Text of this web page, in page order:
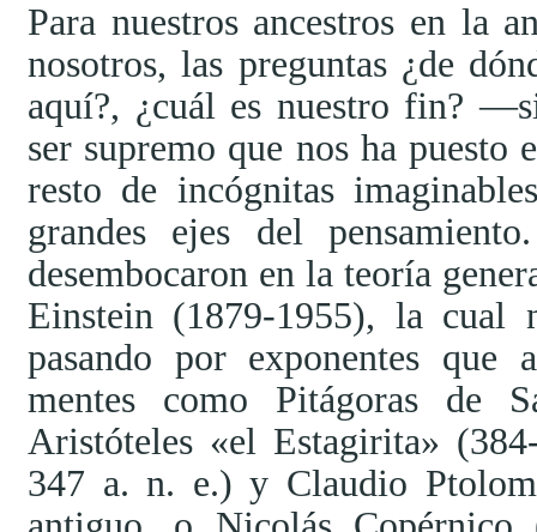
Para nuestros ancestros en la
nosotros, las preguntas ¿de
aquí?, ¿cuál es nuestro fin?
ser supremo que nos ha
resto de incógnitas
grandes ejes del
desembocaron en la teoría
Einstein (1879-1955), la cual
pasando por exponentes que
mentes como Pitágoras de
Aristóteles
el Estagirita
347 a. n. e.) y Claudio